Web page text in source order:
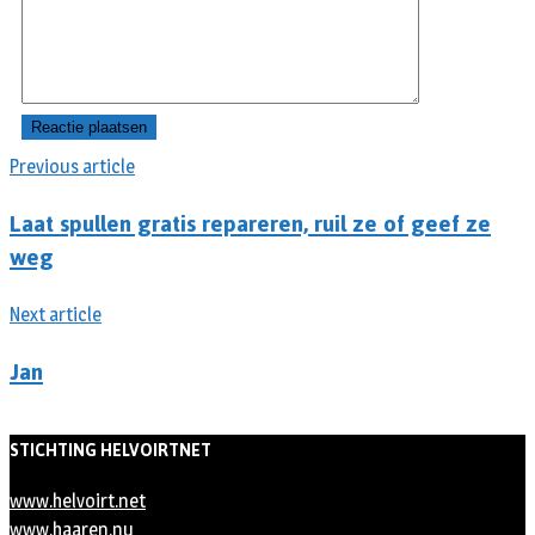
Previous article
Laat spullen gratis repareren, ruil ze of geef ze
weg
Next article
Jan
STICHTING HELVOIRTNET
www.helvoirt.net
www.haaren.nu